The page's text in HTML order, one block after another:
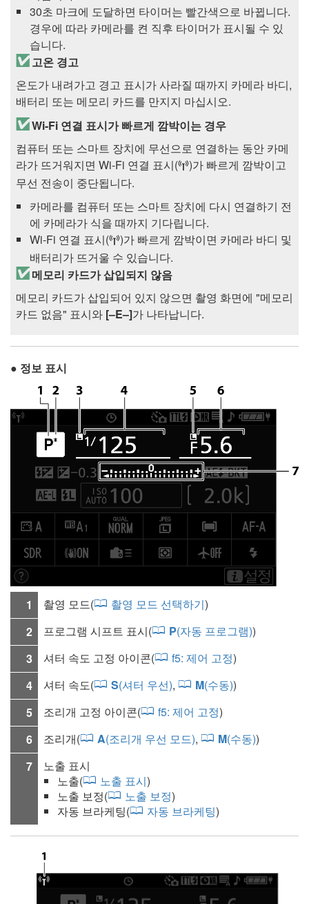
30초 마크에 도달하면 타이머는 빨간색으로 바뀝니다.
경우에 따라 카메라를 켠 직후 타이머가 표시될 수 있
습니다.
고온 경고
온도가 내려가고 경고 표시가 사라질 때까지 카메라 바디,
배터리 또는 메모리 카드를 만지지 마십시오.
Wi-Fi 연결 표시가 빠르게 깜박이는 경우
컴퓨터 또는 스마트 장치에 무선으로 연결하는 동안 카메
라가 뜨거워지면 Wi-Fi 연결 표시(U)가 빠르게 깜박이고
무선 전송이 중단됩니다.
카메라를 컴퓨터 또는 스마트 장치에 다시 연결하기 전
에 카메라가 식을 때까지 기다립니다.
Wi-Fi 연결 표시(U)가 빠르게 깜박이면 카메라 바디 및
배터리가 뜨거울 수 있습니다.
메모리 카드가 삽입되지 않음
메모리 카드가 삽입되어 있지 않으면 촬영 화면에 "메모리
카드 없음" 표시와 [–E–]가 나타납니다.
정보 표시
1 촬영 모드( 촬영 모드 선택하기)
2
프로그램 시프트 표시( P(자동 프로그램))
3
셔터 속도 고정 아이콘( f5:제어 고정)
4
셔터 속도( S(셔터 우선), M(수동))
5
조리개 고정 아이콘( f5:제어 고정)
6
조리개( A(조리개 우선 모드), M(수동))
7
노출 표시
노출(
노출 표시)
노출 보정( 노출 보정)
자동 브라케팅( 자동 브라케팅)